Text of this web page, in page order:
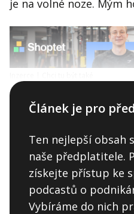
je na volné noze. Mým
Článek je pro
Ten nejlepší obsah
naše předplatitele.
získejte přístup ke
podcastů o
Vybíráme do nich